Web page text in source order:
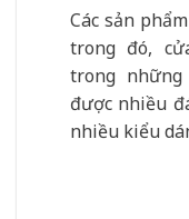
Các sản
trong đó,
trong
được nhiều
nhiều kiểu